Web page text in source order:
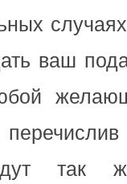
ваш
так